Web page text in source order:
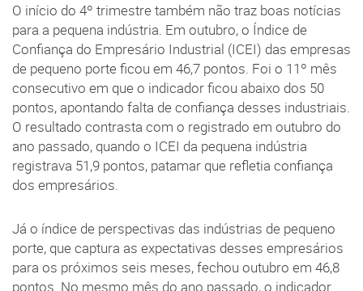
O início do 4º trimestre também não traz boas notícias
para a pequena indústria. Em outubro, o Índice de
Confiança do Empresário Industrial (ICEI) das empresas
de pequeno porte ficou em 46,7 pontos. Foi o 11º mês
consecutivo em que o indicador ficou abaixo dos 50
pontos, apontando falta de confiança desses industriais.
O resultado contrasta com o registrado em outubro do
ano passado, quando o ICEI da pequena indústria
registrava 51,9 pontos, patamar que refletia confiança
dos empresários.
Já o índice de perspectivas das indústrias de pequeno
porte, que captura as expectativas desses empresários
para os próximos seis meses, fechou outubro em 46,8
pontos. No mesmo mês do ano passado, o indicador